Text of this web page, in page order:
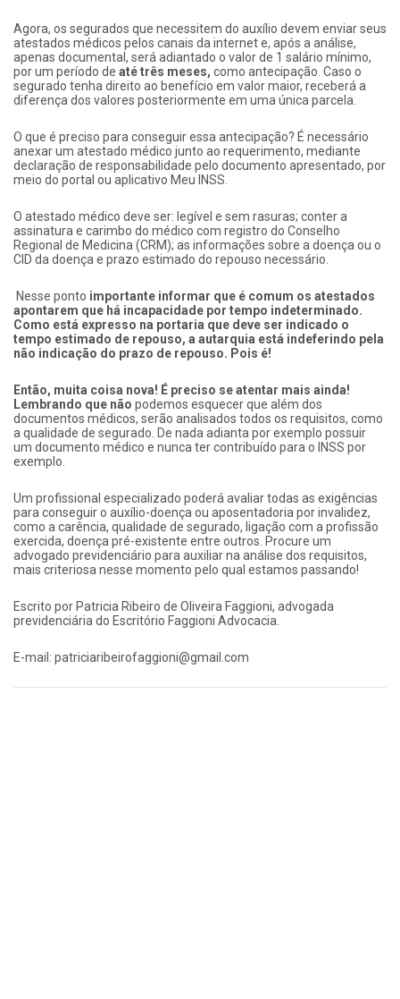
Agora, os segurados que necessitem do auxílio devem enviar seus
atestados médicos pelos canais da internet e, após a análise,
apenas documental, será adiantado o valor de 1 salário mínimo,
por um período de até três meses, como antecipação. Caso o
segurado tenha direito ao benefício em valor maior, receberá a
diferença dos valores posteriormente em uma única parcela.
O que é preciso para conseguir essa antecipação? É necessário
anexar um atestado médico junto ao requerimento, mediante
declaração de responsabilidade pelo documento apresentado, por
meio do portal ou aplicativo Meu INSS.
O atestado médico deve ser: legível e sem rasuras; conter a
assinatura e carimbo do médico com registro do Conselho
Regional de Medicina (CRM); as informações sobre a doença ou o
CID da doença e prazo estimado do repouso necessário.
Nesse ponto importante informar que é comum os atestados
apontarem que há incapacidade por tempo indeterminado.
Como está expresso na portaria que deve ser indicado o
tempo estimado de repouso, a autarquia está indeferindo pela
não indicação do prazo de repouso. Pois é!
Então, muita coisa nova! É preciso se atentar mais ainda!
Lembrando que não podemos esquecer que além dos
documentos médicos, serão analisados todos os requisitos, como
a qualidade de segurado. De nada adianta por exemplo possuir
um documento médico e nunca ter contribuído para o INSS por
exemplo.
Um profissional especializado poderá avaliar todas as exigências
para conseguir o auxílio-doença ou aposentadoria por invalidez,
como a carência, qualidade de segurado, ligação com a profissão
exercida, doença pré-existente entre outros. Procure um
advogado previdenciário para auxiliar na análise dos requisitos,
mais criteriosa nesse momento pelo qual estamos passando!
Escrito por Patricia Ribeiro de Oliveira Faggioni, advogada
previdenciária do Escritório Faggioni Advocacia.
E-mail: patriciaribeirofaggioni@gmail.com